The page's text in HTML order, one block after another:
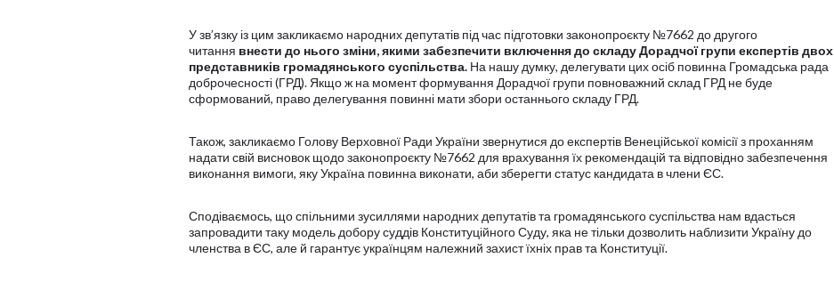
У зв’язку із цим закликаємо народних депутатів під час підготовки законопроєкту №7662 до другого
читання внести до нього зміни, якими забезпечити включення до складу Дорадчої групи експертів двох
представників громадянського суспільства. На нашу думку, делегувати цих осіб повинна Громадська рада
доброчесності (ГРД). Якщо ж на момент формування Дорадчої групи повноважний склад ГРД не буде
сформований, право делегування повинні мати збори останнього складу ГРД.
Також, закликаємо Голову Верховної Ради України звернутися до експертів Венеційської комісії з проханням
надати свій висновок щодо законопроєкту №7662 для врахування їх рекомендацій та відповідно забезпечення
виконання вимоги, яку Україна повинна виконати, аби зберегти статус кандидата в члени ЄС.
Сподіваємось, що спільними зусиллями народних депутатів та громадянського суспільства нам вдасться
запровадити таку модель добору суддів Конституційного Суду, яка не тільки дозволить наблизити Україну до
членства в ЄС, але й гарантує українцям належний захист їхніх прав та Конституції.